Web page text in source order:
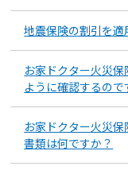
地震保険の割引を
お家ドクター火災
ように確認するので
お家ドクター火災
書類は何ですか？